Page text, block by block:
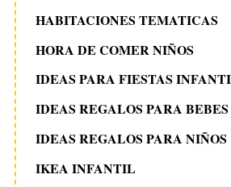
HABITACIONES TEMATICAS
HORA DE COMER NIÑOS
IDEAS PARA FIESTAS
IDEAS REGALOS PARA BEBES
IDEAS REGALOS PARA NIÑOS
IKEA INFANTIL